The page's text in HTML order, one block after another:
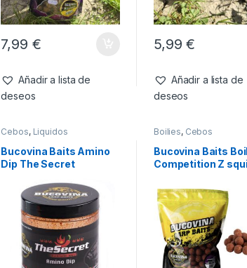
7,99 €
Añadir a lista de
deseos
5,99€
Añadir a lista de
deseos
Cebos, Liquidos
Bucovina Baits Amino
Dip The Secret
Boilies, Cebos
Bucovina Baits
Competition Z